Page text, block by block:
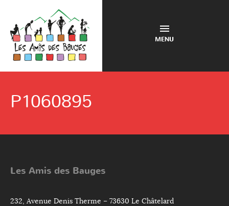
MENU
P1060895
Les Amis des Bauges
232, Avenue Denis Therme – 73630 Le Châtelard